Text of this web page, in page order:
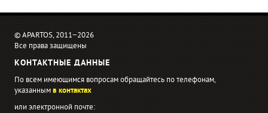
© APARTOS, 2011−2026
Все права защищены
КОНТАКТНЫЕ ДАННЫЕ
По всем имеющимся вопросам обращайтесь по телефонам,
указаннымв контактах
или электронной почте: